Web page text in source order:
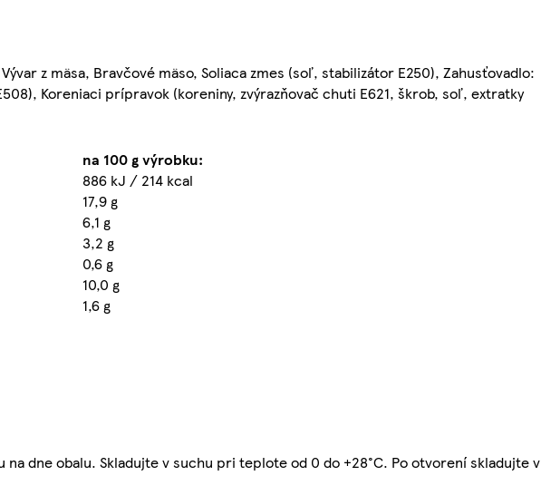
z mäsa, Bravčové mäso, Soliaca zmes (soľ, stabilizátor E250), Zahusťovadlo:
Koreniaci prípravok (koreniny, zvýrazňovač chuti E621, škrob, soľ, extratky
na 100 g výrobku:
886 kJ / 214 kcal
17,9 g
6,1 g
3,2 g
0,6 g
10,0 g
1,6 g
dne obalu. Skladujte v suchu pri teplote od 0 do +28°C. Po otvorení skladujte v